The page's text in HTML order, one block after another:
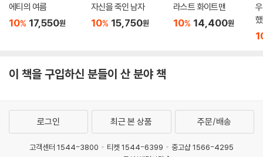
에티의 여름
10% 17,550원
자신을 죽인 남자
10% 15,750원
라스트 화이트맨
10% 14,400원
이 책을 구입하신 분들이 산 분야 책
로그인 최근 본 상품 주문/배송
고객센터 1544-3800 티켓 1544-6399
중고샵 1566-4295